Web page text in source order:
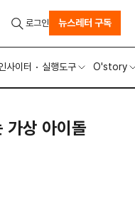
사이터 실행도구 O'story
로그인 뉴스레터 구독
가상 아이돌